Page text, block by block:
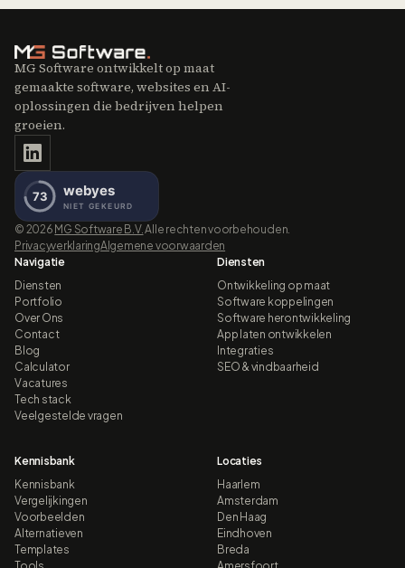
MG Software ontwikkelt op maat
gemaakte software, websites en AI-
oplossingen die bedrijven helpen
groeien.
© 2026 MG Software B.V. Alle rechten voorbehouden.
PrivacyverklaringAlgemene voorwaarden
Navigatie
Diensten
Portfolio
Over Ons
Contact
Blog
Calculator
Vacatures
Tech stack
Veelgestelde vragen
Diensten
Ontwikkeling op maat
Software koppelingen
Software herontwikkeling
App laten ontwikkelen
Integraties
SEO & vindbaarheid
Kennisbank
Kennisbank
Vergelijkingen
Voorbeelden
Alternatieven
Templates
Locaties
Haarlem
Amsterdam
Den Haag
Eindhoven
Breda